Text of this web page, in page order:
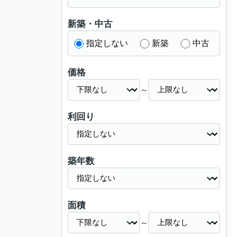
新築・中古
指定しない 新築 中古
価格
～
利回り
築年数
面積
～